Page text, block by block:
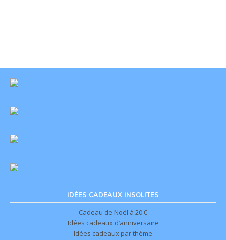
IDÉES CADEAUX INSOLITES
Cadeau de Noël à 20 €
Idées cadeaux d’anniversaire
Idées cadeaux par thème